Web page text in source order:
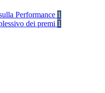
Performance 1
dei premi 1